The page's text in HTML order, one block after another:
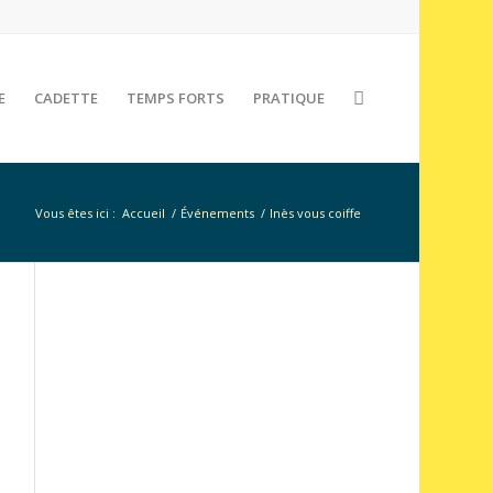
CADETTE TEMPS FORTS PRATIQUE
Vous êtes ici : Accueil / Événements / Inès vous coiffe